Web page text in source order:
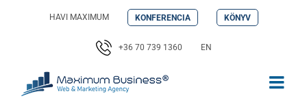
HAVI MAXIMUM KONFERENCIA KÖNYV
+36 70 739 1360 EN